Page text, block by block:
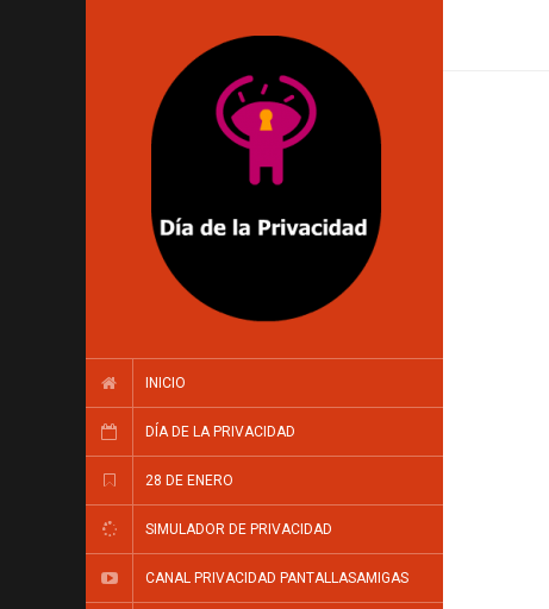
INICIO
DÍA DE LA PRIVACIDAD
28 DE ENERO
SIMULADOR DE PRIVACIDAD
CANAL PRIVACIDAD PANTALLASAMIGAS